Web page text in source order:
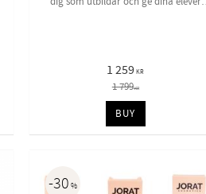
1 259KR
1 799KR
BUY
30 %